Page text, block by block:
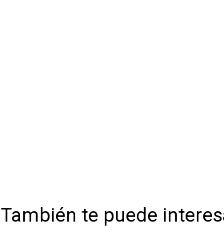
También te puede